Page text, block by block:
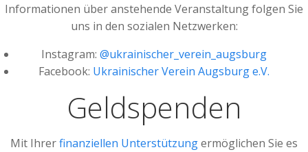
Informationen über anstehende Veranstaltung folgen Sie
uns in den sozialen Netzwerken:
Instagram: @ukrainischer_verein_augsburg
Facebook: Ukrainischer Verein Augsburg e.V.
Geldspenden
Mit Ihrerfinanziellen Unterstützungermöglichen Sie es